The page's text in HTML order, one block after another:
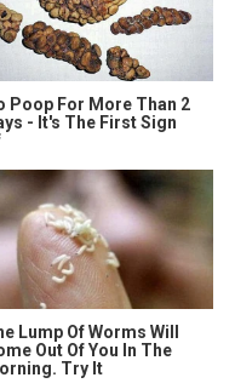
Poop For More Than 2
- It's The First Sign
Lump Of Worms Will
Out Of You In The
Try It